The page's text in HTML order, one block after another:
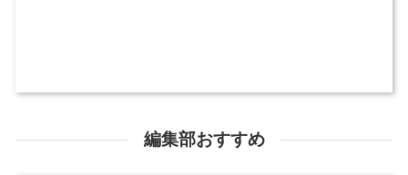
編集部おすすめ